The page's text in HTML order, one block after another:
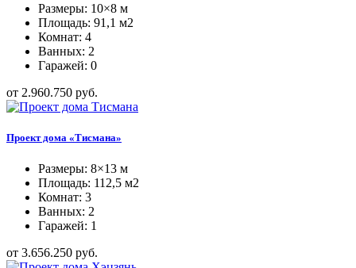
Размеры: 10×8 м
Площадь: 91,1 м2
Комнат: 4
Ванных: 2
Гаражей: 0
от 2.960.750 руб.
Проект дома «Тисмана»
Размеры: 8×13 м
Площадь: 112,5 м2
Комнат: 3
Ванных: 2
Гаражей: 1
от 3.656.250 руб.